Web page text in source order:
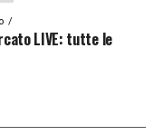
LIVE: tutte le